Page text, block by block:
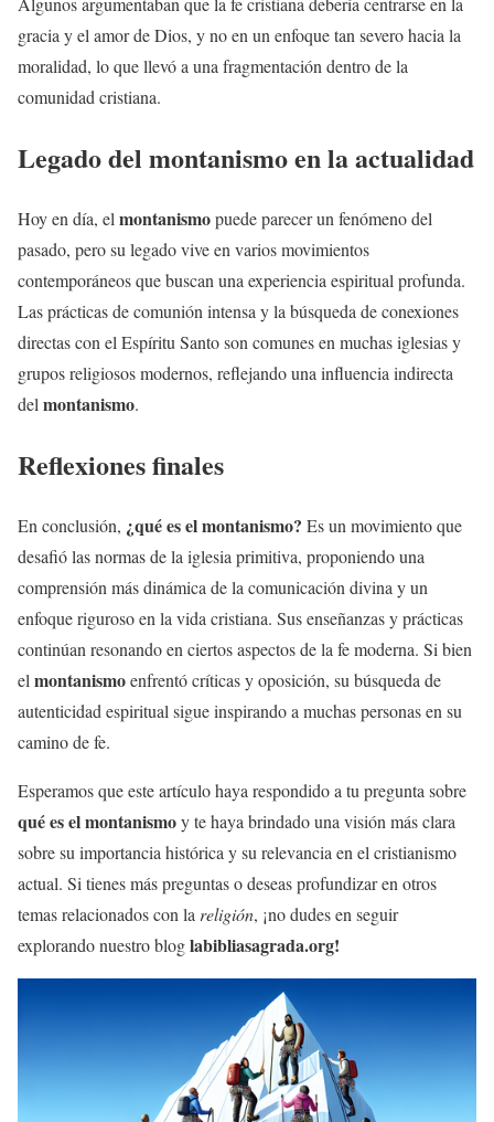
gracia y el amor de Dios, y no en un enfoque tan severo hacia la
moralidad, lo que llevó a una fragmentación dentro de la
comunidad cristiana.
Legado del montanismoen la actualidad
Hoy en día, el montanismopuede parecer un fenómeno del
pasado, pero su legado vive en varios movimientos
contemporáneos que buscan una experiencia espiritual profunda.
Las prácticas de comunión intensa y la búsqueda de conexiones
directas con el Espíritu Santo son comunes en muchas iglesias y
grupos religiosos modernos, reflejando una influencia indirecta
del montanismo.
Reflexiones finales
En conclusión, ¿qué es elmontanismo? Es un movimiento que
desafió las normas de la iglesia primitiva, proponiendo una
comprensión más dinámica de la comunicación divina y un
enfoque riguroso en la vida cristiana. Sus enseñanzas y prácticas
continúan resonando en ciertos aspectos de la fe moderna. Si bien
el montanismoenfrentó críticas y oposición, su búsqueda de
autenticidad espiritual sigue inspirando a muchas personas en su
camino de fe.
Esperamos que este artículo haya respondido a tu pregunta sobre
qué es elmontanismoy te haya brindado una visión más clara
sobre su importancia histórica y su relevancia en el cristianismo
actual. Si tienes más preguntas o deseas profundizar en otros
temas relacionados con la religión, ¡no dudes en seguir
explorando nuestro bloglabibliasagrada.org!